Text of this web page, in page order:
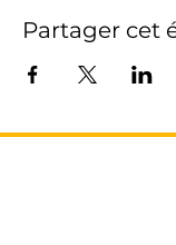
Partager cet